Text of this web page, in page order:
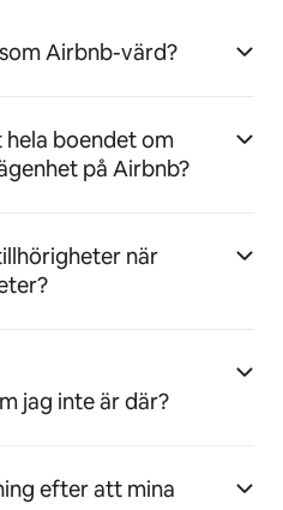
Airbnb-värd?
hela boendet om
på Airbnb?
när
jag inte är där?
efter att mina